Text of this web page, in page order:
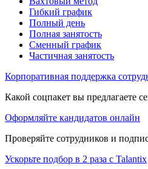
Гибкий график
Полный день
Полная занятость
Сменный график
Частичная занятость
Корпоративная поддержка
Какой соцпакет вы предлагаете
Оформляйте кандидатов онлайн
Проверяйте сотрудников и
Ускорьте подбор в 2 раза с Talantix